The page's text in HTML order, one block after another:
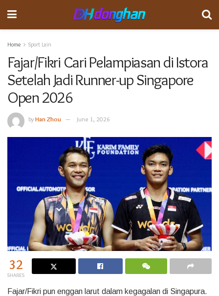
Home Sport Lain
Fajar/Fikri Cari Pelampiasan di Istora
Setelah Jadi Runner-up Singapore
Open 2026
byHan Zhou June 1, 2026
32
SHARES
Fajar/Fikri pun enggan larut dalam kegagalan di Singapura.